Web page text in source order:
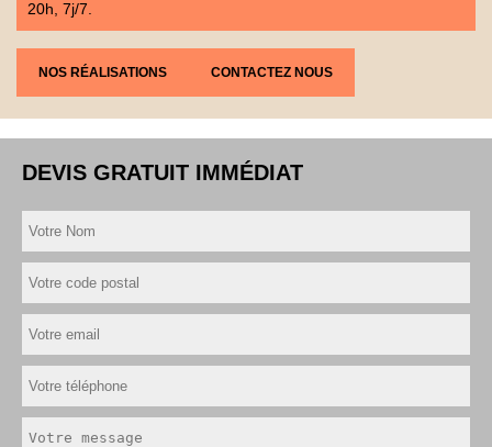
20h, 7j/7.
NOS RÉALISATIONS CONTACTEZ NOUS
DEVIS GRATUIT IMMÉDIAT